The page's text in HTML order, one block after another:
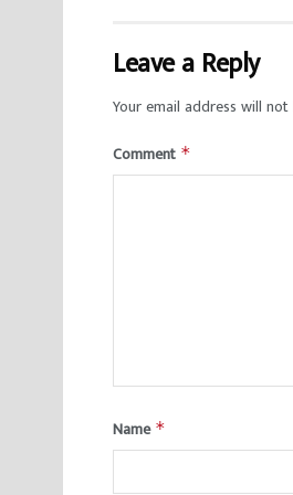
Leave a Reply
Your email address will
Comment *
Name *